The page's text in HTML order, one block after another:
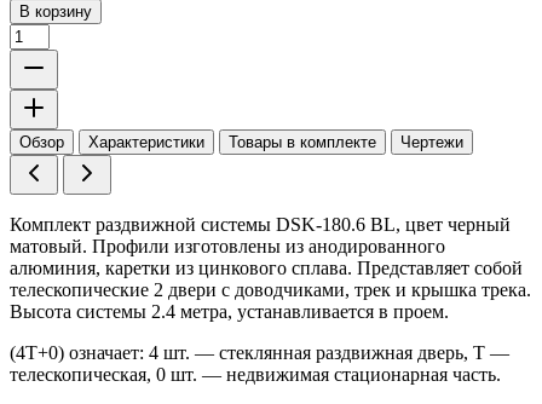
В корзину
Обзор Характеристики Товары в комплекте Чертежи
Комплект раздвижной системы DSK-180.6 BL, цвет черный
матовый. Профили изготовлены из анодированного
алюминия, каретки из цинкового сплава. Представляет собой
телескопические 2 двери с доводчиками, трек и крышка трека.
Высота системы 2.4 метра, устанавливается в проем.
(4Т+0) означает: 4 шт. — стеклянная раздвижная дверь, Т —
телескопическая, 0 шт. — недвижимая стационарная часть.